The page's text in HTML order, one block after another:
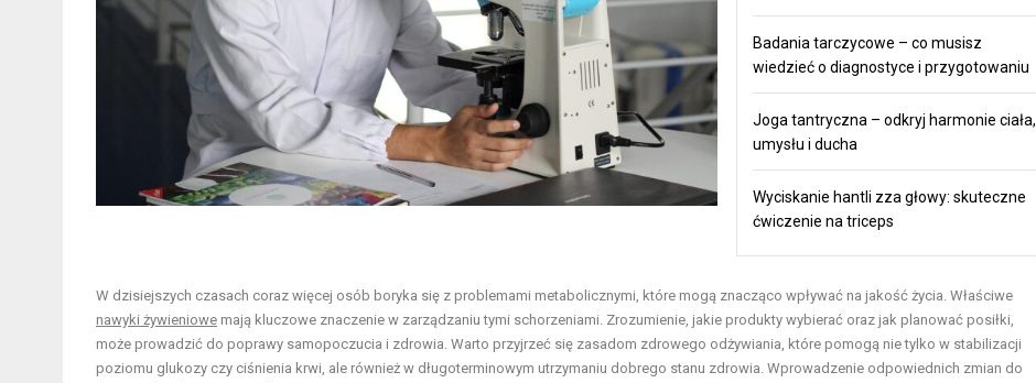
Badania tarczycowe – co musisz
wiedzieć o diagnostyce i przygotowaniu
Joga tantryczna – odkryj harmonie ciała,
umysłu i ducha
Wyciskanie hantli zza głowy: skuteczne
ćwiczenie na triceps
W dzisiejszych czasach coraz więcej osób boryka się z problemami metabolicznymi, które mogą znacząco wpływać na jakość życia. Właściwe
nawyki żywieniowe mają kluczowe znaczenie w zarządzaniu tymi schorzeniami. Zrozumienie, jakie produkty wybierać oraz jak planować posiłki,
może prowadzić do poprawy samopoczucia i zdrowia. Warto przyjrzeć się zasadom zdrowego odżywiania, które pomogą nie tylko w stabilizacji
poziomu glukozy czy ciśnienia krwi, ale również w długoterminowym utrzymaniu dobrego stanu zdrowia. Wprowadzenie odpowiednich zmian do